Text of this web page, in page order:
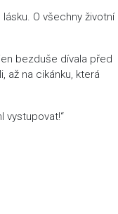
O všechny životní
bezduše dívala před
až na cikánku, která
vystupovat!“